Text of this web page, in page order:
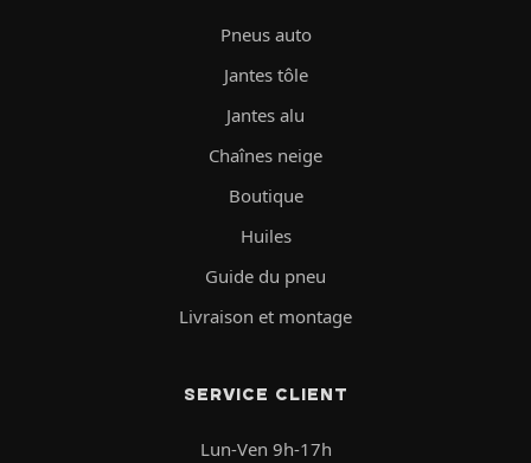
Pneus auto
Jantes tôle
Jantes alu
Chaînes neige
Boutique
Huiles
Guide du pneu
Livraison et montage
SERVICE CLIENT
Lun-Ven 9h-17h